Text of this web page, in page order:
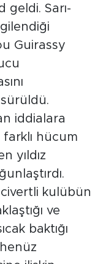
Sarı-
Guirassy
iddialara
hücum
yıldız
kulübün
ve
baktığı